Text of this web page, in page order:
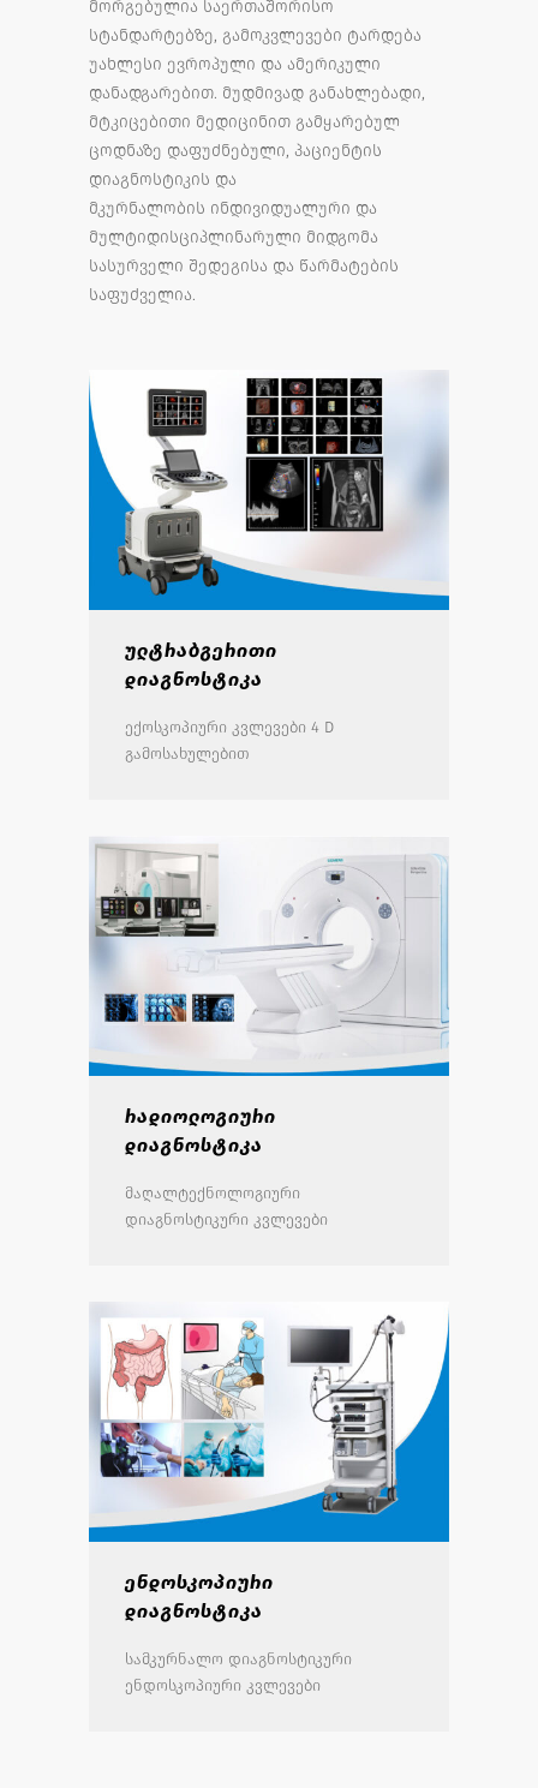
მორგებულია საერთაშორისო
სტანდარტებზე, გამოკვლევები ტარდება
უახლესი ევროპული და ამერიკული
დანადგარებით. მუდმივად განახლებადი,
მტკიცებითი მედიცინით გამყარებულ
ცოდნაზე დაფუძნებული, პაციენტის
დიაგნოსტიკის და
მკურნალობის ინდივიდუალური და
მულტიდისციპლინარული მიდგომა
სასურველი შედეგისა და წარმატების
საფუძველია.
ულტრაბგერითი
დიაგნოსტიკა
ექოსკოპიური კვლევები 4 D
გამოსახულებით
რადიოლოგიური
დიაგნოსტიკა
მაღალტექნოლოგიური
დიაგნოსტიკური კვლევები
ენდოსკოპიური
დიაგნოსტიკა
სამკურნალო დიაგნოსტიკური
ენდოსკოპიური კვლევები